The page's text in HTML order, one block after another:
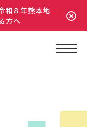
和８年熊本地
方へ